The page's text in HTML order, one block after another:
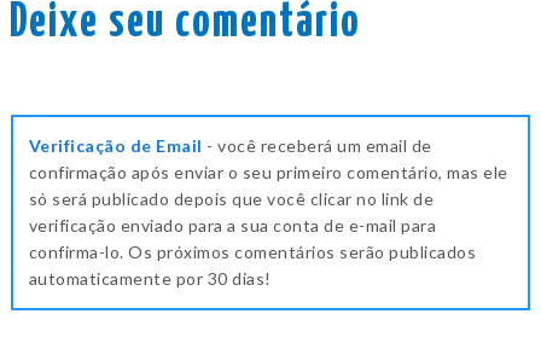
Deixe seu comentário
Verificação de Email - você receberá um email de
confirmação após enviar o seu primeiro comentário, mas ele
só será publicado depois que você clicar no link de
verificação enviado para a sua conta de e-mail para
confirma-lo. Os próximos comentários serão publicados
automaticamente por 30 dias!